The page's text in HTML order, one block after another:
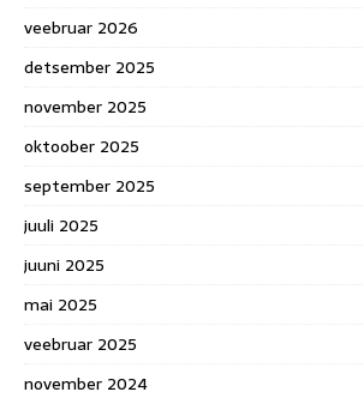
veebruar 2026
detsember 2025
november 2025
oktoober 2025
september 2025
juuli 2025
juuni 2025
mai 2025
veebruar 2025
november 2024